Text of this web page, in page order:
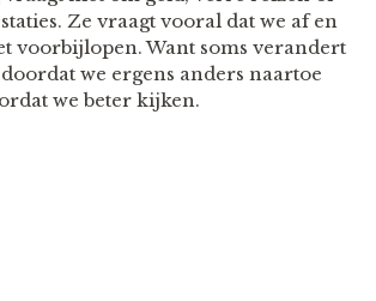
Ze vraagt vooral dat we af en
voorbijlopen. Want soms verandert
we ergens anders naartoe
we beter kijken.